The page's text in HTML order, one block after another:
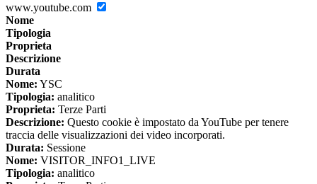
www.youtube.com
Nome
Tipologia
Proprieta
Descrizione
Durata
Nome: YSC
Tipologia: analitico
Proprieta: Terze Parti
Descrizione: Questo cookie è impostato da YouTube per tenere
traccia delle visualizzazioni dei video incorporati.
Durata: Sessione
Nome: VISITOR_INFO1_LIVE
Tipologia: analitico